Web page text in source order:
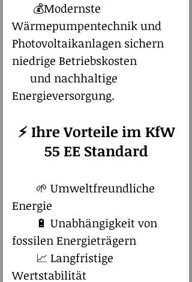
💰Modernste
Wärmepumpentechnik und
Photovoltaikanlagen sichern
niedrige Betriebskosten
und nachhaltige
Energieversorgung.
⚡ Ihre Vorteile im KfW
55 EE Standard
🌱 Umweltfreundliche
Energie
🔋 Unabhängigkeit von
fossilen Energieträgern
📈 Langfristige
Wertstabilität